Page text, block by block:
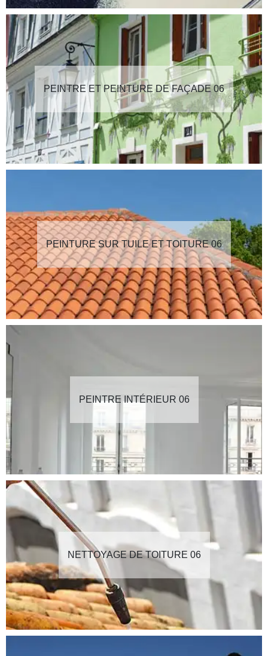
PEINTRE ET PEINTURE DE FAÇADE 06
PEINTURE SUR TUILE ET TOITURE 06
PEINTRE INTÉRIEUR 06
NETTOYAGE DE TOITURE 06